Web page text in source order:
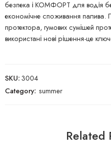
безпека і КОМФОРТ для водія
економічне споживання палива.
протектора, гумових сумішей
використані нові рішення-це
SKU:3004
Category: summer
Related